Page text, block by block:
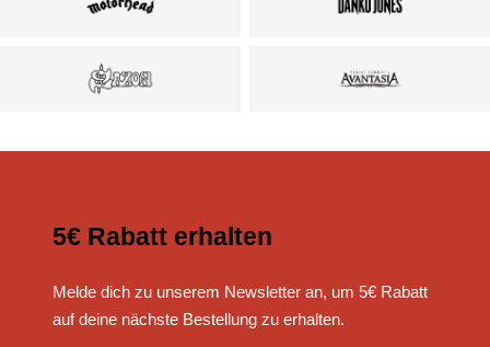
5€ Rabatt erhalten
Melde dich zu unserem Newsletter an, um 5€ Rabatt
auf deine nächste Bestellung zu erhalten.